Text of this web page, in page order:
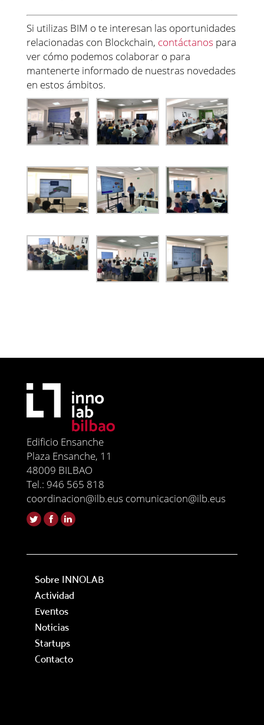
Si utilizas BIM o te interesan las oportunidades
relacionadas con Blockchain, contáctanos para
ver cómo podemos colaborar o para
mantenerte informado de nuestras novedades
en estos ámbitos.
Edificio Ensanche
Plaza Ensanche, 11
48009 BILBAO
Tel.: 946 565 818
coordinacion@ilb.eus comunicacion@ilb.eus
Sobre INNOLAB
Actividad
Eventos
Noticias
Startups
Contacto